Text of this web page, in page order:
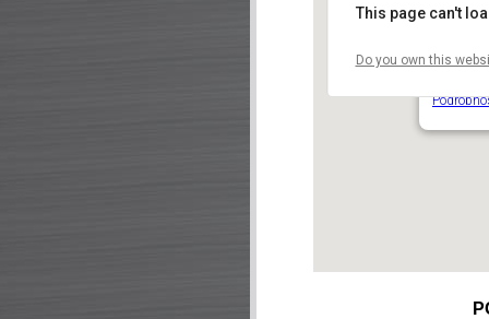
This page can't
Do you own this